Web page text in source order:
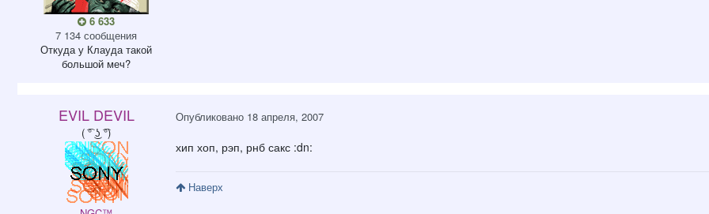
6 633
7 134 сообщения
Откудау Клауда такой
большой меч?
EVIL DEVIL
( ͡° ͜ʖ ͡°)
Опубликовано 18 апреля, 2007
хип хоп, рэп, рнб сакс :dn:
Наверх